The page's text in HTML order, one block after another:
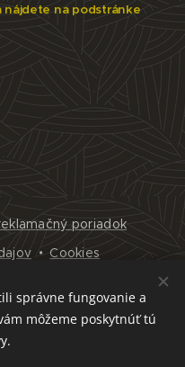
nájdete na podstránke
poriadok
Cookies
English
správne fungovanie a
môžeme poskytnúť tú